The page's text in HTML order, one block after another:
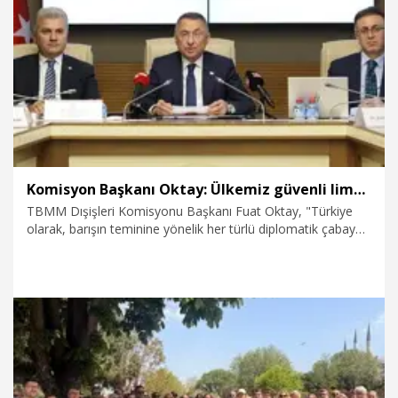
21.05.2026 Politika
Komisyon Başkanı Oktay: Ülkemiz güvenli liman olmaya devam etmekte
TBMM Dışişleri Komisyonu Başkanı Fuat Oktay, "Türkiye
olarak, barışın teminine yönelik her türlü diplomatik çabaya
olarak kendisini ortaya koymaktadır" dedi.
13.05.2026 Politika